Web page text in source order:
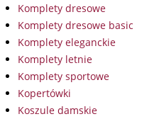
Komplety dresowe
Komplety dresowe basic
Komplety eleganckie
Komplety letnie
Komplety sportowe
Kopertówki
Koszule damskie